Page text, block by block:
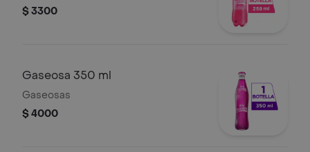
$ 3300
Gaseosa 350 ml
Gaseosas
$ 4000